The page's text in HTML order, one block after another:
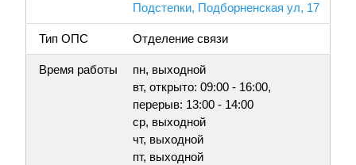
Подстепки, Подборненская ул, 17
Тип ОПС Отделение связи
Время работы
пн, выходной
вт, открыто: 09:00 - 16:00,
перерыв: 13:00 - 14:00
ср, выходной
чт, выходной
пт, выходной